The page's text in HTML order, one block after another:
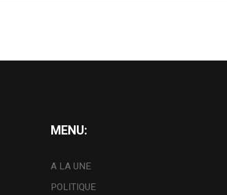
MENU:
A LA UNE
POLITIQUE